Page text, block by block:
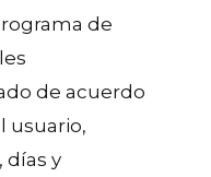
de
de acuerdo
usuario,
días y